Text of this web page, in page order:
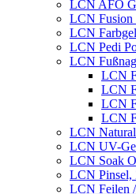
LCN AFO
LCN
LCN
LCN Pedi
LCN
LCN
LCN
LCN
LCN
LCN
LCN UV-
LCN Soak
LCN Pinsel,
LCN Feilen